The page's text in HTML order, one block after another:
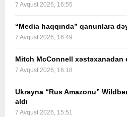
7 Avqust 2026, 16:55
“Media haqqında” qanunlara
7 Avqust 2026, 16:49
Mitch McConnell xəstəxanadan
7 Avqust 2026, 16:18
Ukrayna “Rus Amazonu”
aldı
7 Avqust 2026, 15:51